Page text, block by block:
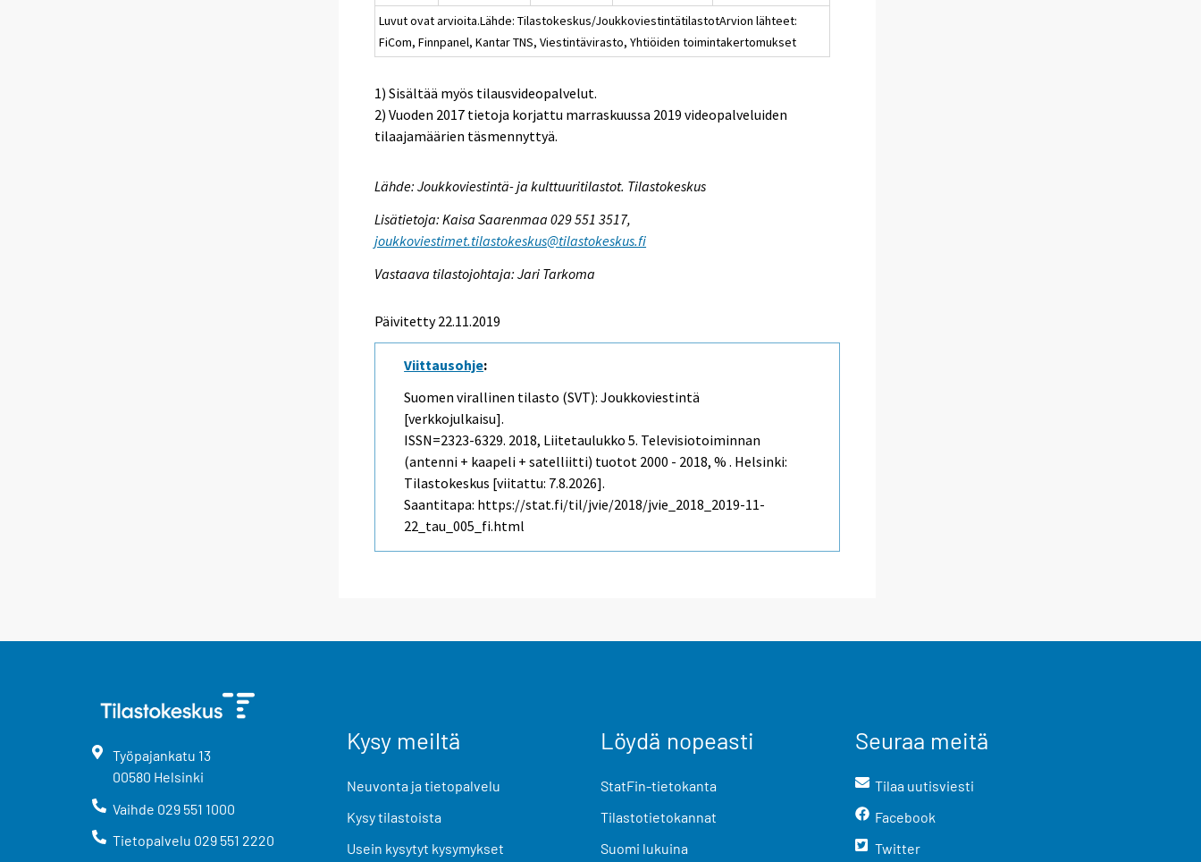
Luvut ovat arvioita.Lähde: Tilastokeskus/JoukkoviestintätilastotArvion lähteet:
FiCom, Finnpanel, Kantar TNS, Viestintävirasto, Yhtiöiden toimintakertomukset
1) Sisältää myös tilausvideopalvelut.
2) Vuoden 2017 tietoja korjattu marraskuussa 2019 videopalveluiden
tilaajamäärien täsmennyttyä.
Lähde: Joukkoviestintä- ja kulttuuritilastot. Tilastokeskus
Lisätietoja: Kaisa Saarenmaa 029 551 3517,
joukkoviestimet.tilastokeskus@tilastokeskus.fi
Vastaava tilastojohtaja: Jari Tarkoma
Päivitetty 22.11.2019
Viittausohje:
Suomen virallinen tilasto (SVT): Joukkoviestintä
[verkkojulkaisu].
ISSN=2323-6329. 2018, Liitetaulukko 5. Televisiotoiminnan
(antenni + kaapeli + satelliitti) tuotot 2000 - 2018, % . Helsinki:
Tilastokeskus [viitattu: 7.8.2026].
Saantitapa: https://stat.fi/til/jvie/2018/jvie_2018_2019-11-
22_tau_005_fi.html
Työpajankatu 13
00580 Helsinki
Vaihde 029 551 1000
Tietopalvelu 029 551 2220
Kysy meiltä
Neuvonta ja tietopalvelu
Kysy tilastoista
Usein kysytyt kysymykset
Löydä nopeasti
StatFin-tietokanta
Tilastotietokannat
Suomi lukuina
Seuraa meitä
Tilaa uutisviesti
Facebook
Twitter